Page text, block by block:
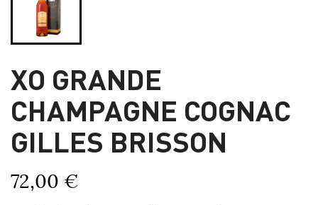
XO GRANDE
CHAMPAGNE COGNAC
GILLES BRISSON
72,00 €